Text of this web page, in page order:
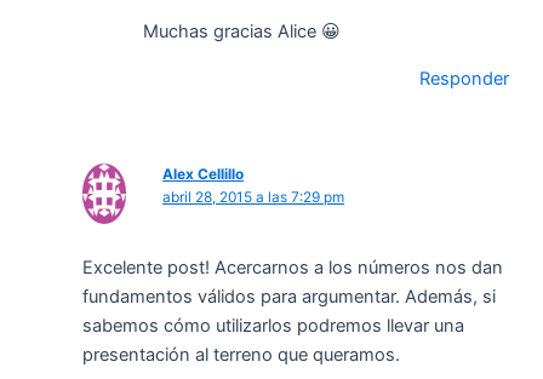
Muchas gracias Alice 😀
Responder
Alex Cellillo
abril 28, 2015 a las 7:29 pm
Excelente post! Acercarnos a los números nos dan
fundamentos válidos para argumentar. Además, si
sabemos cómo utilizarlos podremos llevar una
presentación al terreno que queramos.